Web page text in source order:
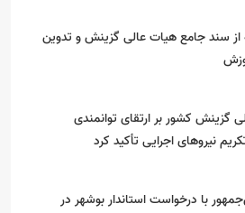
از سند جامع هیات عالی گزینش و‌ تدوین
گزینش کشور بر ارتقای توانمندی
نیروهای اجرایی تأکید کرد
با درخواست استاندار بوشهر در